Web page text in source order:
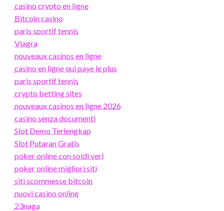
casino crypto en ligne
Bitcoin casino
paris sportif tennis
Viagra
nouveaux casinos en ligne
casino en ligne qui paye le plus
paris sportif tennis
crypto betting sites
nouveaux casinos en ligne 2026
casino senza documenti
Slot Demo Terlengkap
Slot Putaran Gratis
poker online con soldi veri
poker online migliori siti
siti scommesse bitcoin
nuovi casino online
23naga